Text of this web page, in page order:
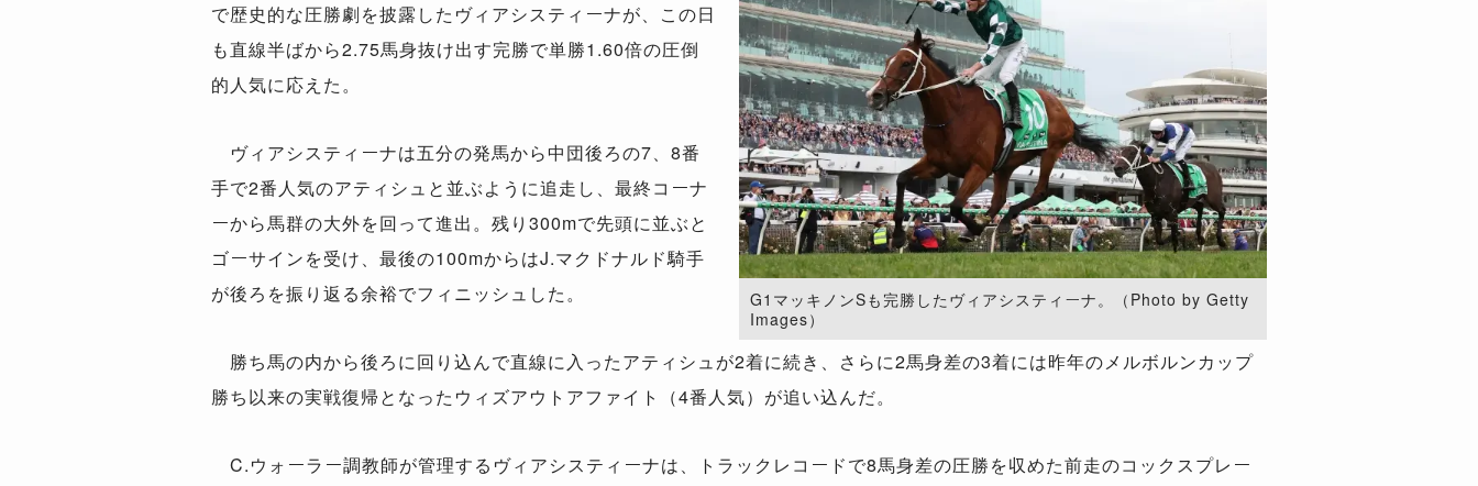
G1マッキノンSも完勝したヴィアシスティーナ。（Photo by Getty
Images）
で歴史的な圧勝劇を披露したヴィアシスティーナが、この日
も直線半ばから2.75馬身抜け出す完勝で単勝1.60倍の圧倒
的人気に応えた。
ヴィアシスティーナは五分の発馬から中団後ろの7、8番
手で2番人気のアティシュと並ぶように追走し、最終コーナ
ーから馬群の大外を回って進出。残り300mで先頭に並ぶと
ゴーサインを受け、最後の100mからはJ.マクドナルド騎手
が後ろを振り返る余裕でフィニッシュした。
勝ち馬の内から後ろに回り込んで直線に入ったアティシュが2着に続き、さらに2馬身差の3着には昨年のメルボルンカップ
勝ち以来の実戦復帰となったウィズアウトアファイト（4番人気）が追い込んだ。
C.ウォーラー調教師が管理するヴィアシスティーナは、トラックレコードで8馬身差の圧勝を収めた前走のコックスプレー